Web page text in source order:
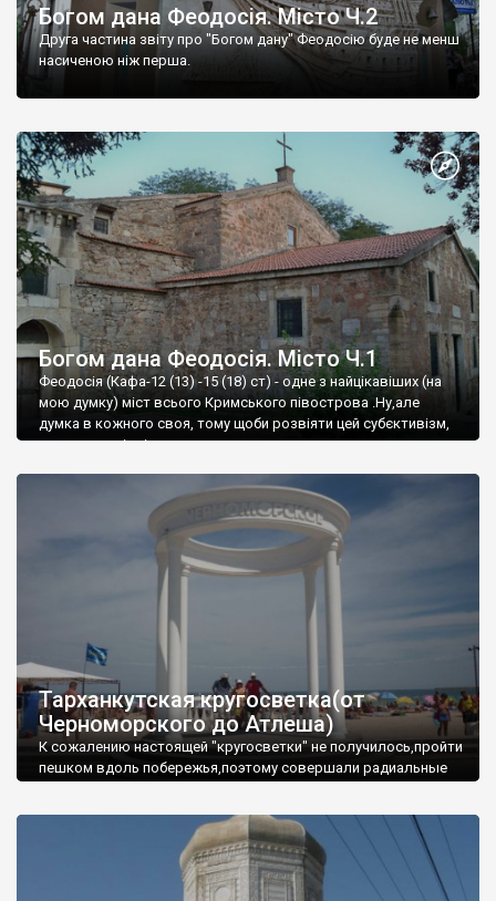
Богом дана Феодосія. Місто Ч.2
Друга частина звіту про "Богом дану" Феодосію буде не менш
насиченою ніж перша.
Богом дана Феодосія. Місто Ч.1
Феодосія (Кафа-12 (13) -15 (18) ст) - одне з найцікавіших (на
мою думку) міст всього Кримського півострова .Ну,але
думка в кожного своя, тому щоби розвіяти цей субєктивізм,
запрошую відвідати це
Тарханкутская кругосветка(от
Черноморского до Атлеша)
К сожалению настоящей "кругосветки" не получилось,пройти
пешком вдоль побережья,поэтому совершали радиальные